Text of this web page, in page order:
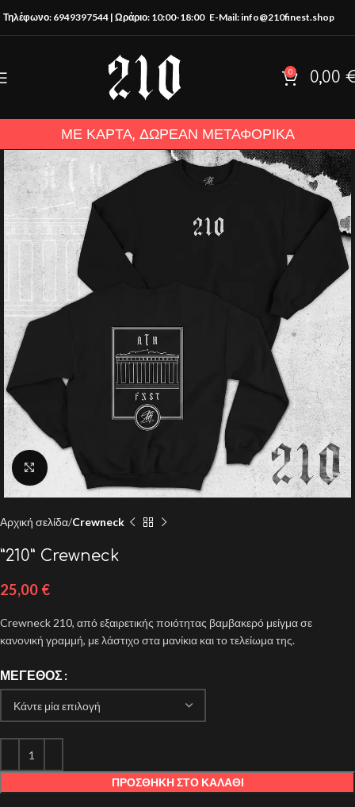
Τηλέφωνο: 6949397544 | Ωράριο: 10:00-18:00 E-Mail: info@210finest.shop
0 0,00
ΜΕ ΚΑΡΤΑ, ΔΩΡΕΑΝ ΜΕΤΑΦΟΡΙΚΑ
Click to enlarge
Αρχική σελίδα Crewneck
”210” Crewneck
25,00 €
Crewneck 210, από εξαιρετικής ποιότητας βαμβακερό μείγμα σε
κανονική γραμμή, με λάστιχο στα μανίκια και το τελείωμα της.
ΜΈΓΕΘΟΣ
ΠΡΟΣΘΉΚΗ ΣΤΟ ΚΑΛΆΘΙ